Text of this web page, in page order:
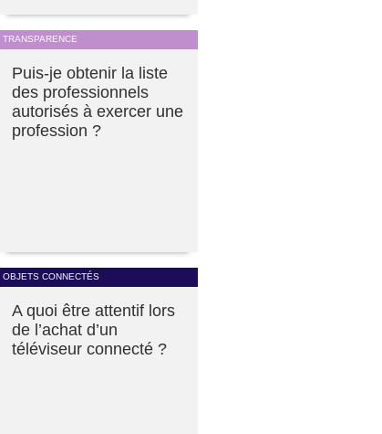
TRANSPARENCE
Puis-je obtenir la liste
des professionnels
autorisés à exercer une
profession ?
OBJETS CONNECTÉS
A quoi être attentif lors
de l’achat d’un
téléviseur connecté ?